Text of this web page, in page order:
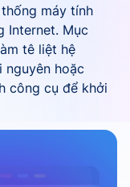
máy tính
Internet. Mục
tê liệt hệ
nguyên hoặc
công cụ để khởi